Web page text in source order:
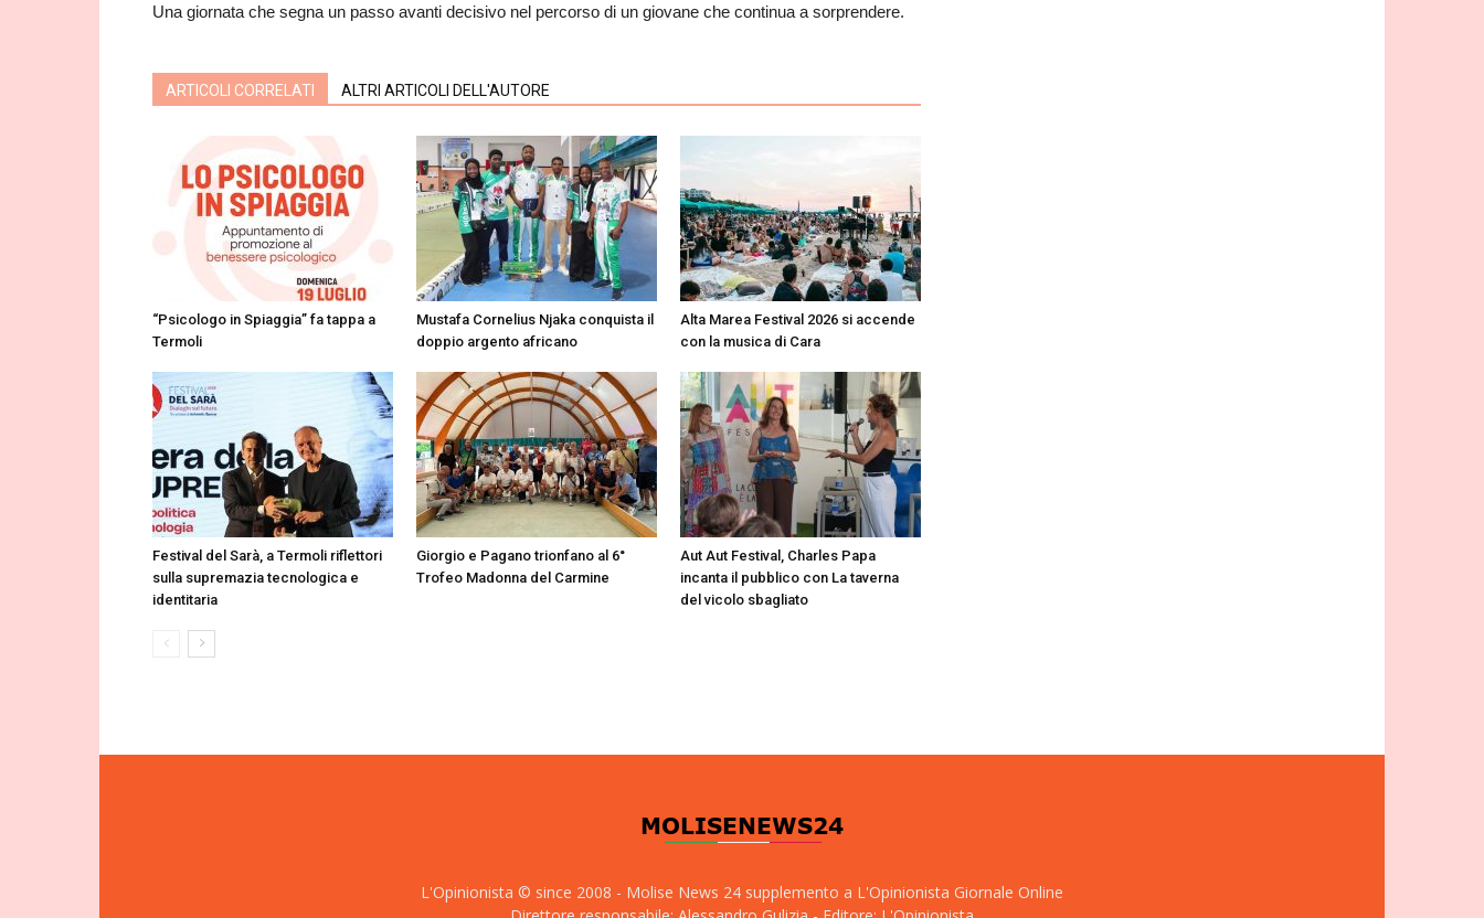
Una giornata che segna un passo avanti decisivo nel percorso di un giovane che continua a sorprendere.
ARTICOLI CORRELATI ALTRI ARTICOLI DELL'AUTORE
“Psicologo in Spiaggia” fa tappa a
Termoli
Mustafa Cornelius Njaka conquista il
doppio argento africano
Alta Marea Festival 2026 si accende
con la musica di Cara
Festival del Sarà, a Termoli riflettori
sulla supremazia tecnologica e
identitaria
Giorgio e Pagano trionfano al 6°
Trofeo Madonna del Carmine
Aut Aut Festival, Charles Papa
incanta il pubblico con La taverna
del vicolo sbagliato
L'Opinionista © since 2008 - Molise News 24 supplemento a L'Opinionista Giornale Online